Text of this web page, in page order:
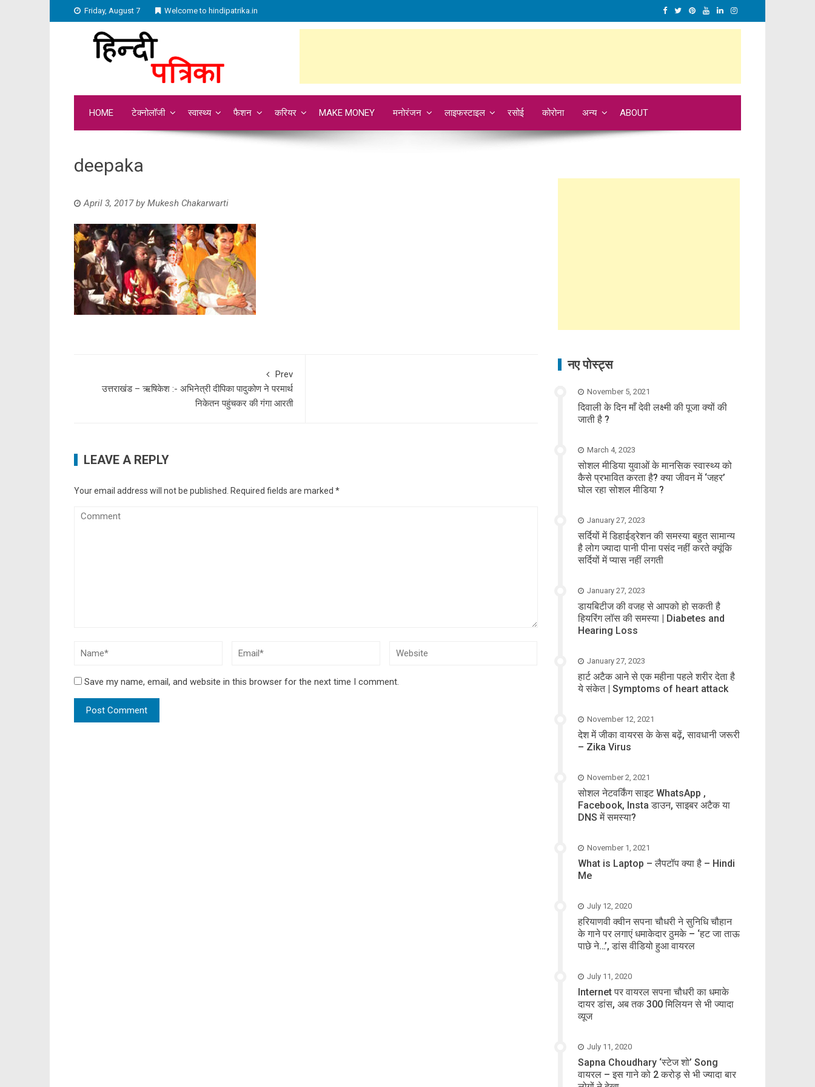
Friday, August 7 Welcome to hindipatrika.in
HOME टेक्नोलॉजी स्वास्थ्य फैशन करियर MAKE MONEY मनोरंजन लाइफस्टाइल रसोई कोरोना अन्य ABOUT
deepaka
April 3, 2017by Mukesh Chakarwarti
Prev
उत्तराखंड – ऋषिकेश :- अभिनेत्री दीपिका पादुकोण ने परमार्थ
निकेतन पहुंचकर की गंगा आरती
LEAVE A REPLY
Your email address will not be published. Required fields are marked *
Save my name, email, and website in this browser for the next time I comment.
नए पोस्ट्स
November 5, 2021
दिवाली के दिन माँ देवी लक्ष्मी की पूजा क्यों की
जाती है ?
March 4, 2023
सोशल मीडिया युवाओं के मानसिक स्वास्थ्य को
कैसे प्रभावित करता है? क्या जीवन में ‘जहर’
घोल रहा सोशल मीडिया ?
January 27, 2023
सर्दियों में डिहाईड्रेशन की समस्या बहुत सामान्य
है लोग ज्यादा पानी पीना पसंद नहीं करते क्यूंकि
सर्दियों में प्यास नहीं लगती
January 27, 2023
डायबिटीज की वजह से आपको हो सकती है
हियरिंग लॉस की समस्या | Diabetes and
Hearing Loss
January 27, 2023
हार्ट अटैक आने से एक महीना पहले शरीर देता है
ये संकेत | Symptoms of heart attack
November 12, 2021
देश में जीका वायरस के केस बढ़ें, सावधानी जरूरी
– Zika Virus
November 2, 2021
सोशल नेटवर्किंग साइट WhatsApp ,
Facebook, Insta डाउन, साइबर अटैक या
DNS में समस्या?
November 1, 2021
What is Laptop – लैपटॉप क्या है – Hindi
Me
July 12, 2020
हरियाणवी क्वीन सपना चौधरी ने सुनिधि चौहान
के गाने पर लगाएं धमाकेदार ठुमके – ‘हट जा ताऊ
पाछे ने…’, डांस वीडियो हुआ वायरल
July 11, 2020
Internet पर वायरल सपना चौधरी का धमाके
दायर डांस, अब तक 300 मिलियन से भी ज्यादा
व्यूज
July 11, 2020
Sapna Choudhary ‘स्टेज शो’ Song
वायरल – इस गाने को 2 करोड़ से भी ज्यादा बार